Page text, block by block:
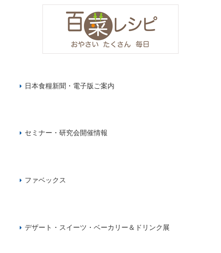
日本食糧新聞・電子版ご案内
セミナー・研究会開催情報
ファベックス
デザート・スイーツ・ベーカリー＆ドリンク展